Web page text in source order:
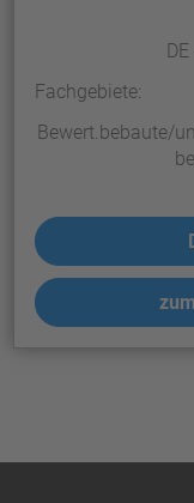
Fachgebiete:
Bewert.bebaute/